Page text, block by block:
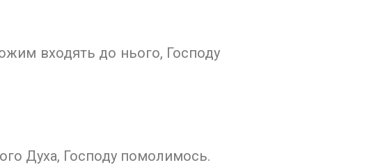
входять до нього, Господу
Духа, Гос­поду помолимось.